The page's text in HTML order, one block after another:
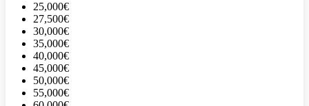
25,000€
27,500€
30,000€
35,000€
40,000€
45,000€
50,000€
55,000€